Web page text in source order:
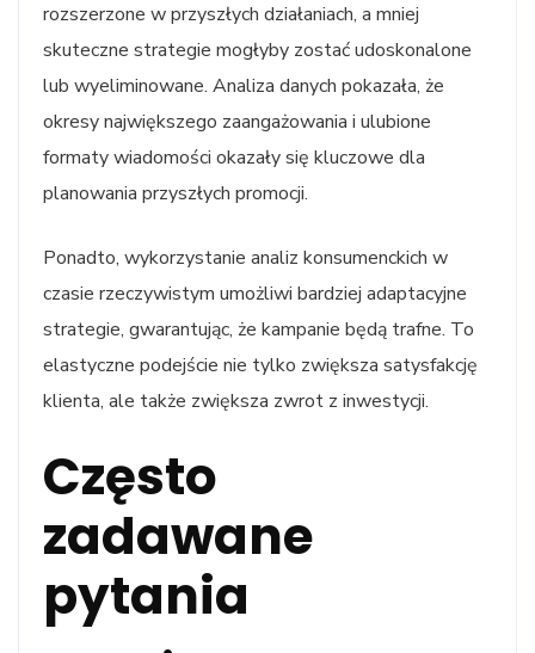
rozszerzone w przyszłych działaniach, a mniej
skuteczne strategie mogłyby zostać udoskonalone
lub wyeliminowane. Analiza danych pokazała, że
okresy największego zaangażowania i ulubione
formaty wiadomości okazały się kluczowe dla
planowania przyszłych promocji.
Ponadto, wykorzystanie analiz konsumenckich w
czasie rzeczywistym umożliwi bardziej adaptacyjne
strategie, gwarantując, że kampanie będą trafne. To
elastyczne podejście nie tylko zwiększa satysfakcję
klienta, ale także zwiększa zwrot z inwestycji.
Często
zadawane
pytania